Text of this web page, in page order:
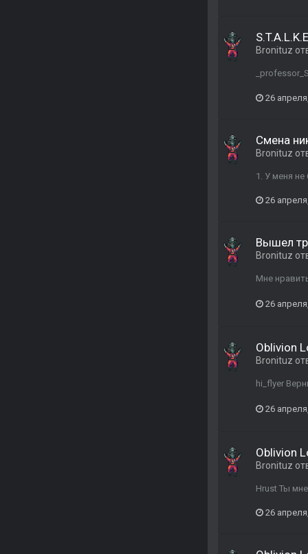
Bronituz
26
Смена
Bronituz
1. У меня не
26
Вышел
Bronituz
Мне
26
Oblivion
Bronituz
hi_flyer
26
Oblivion
Bronituz
Hrust Ты
26